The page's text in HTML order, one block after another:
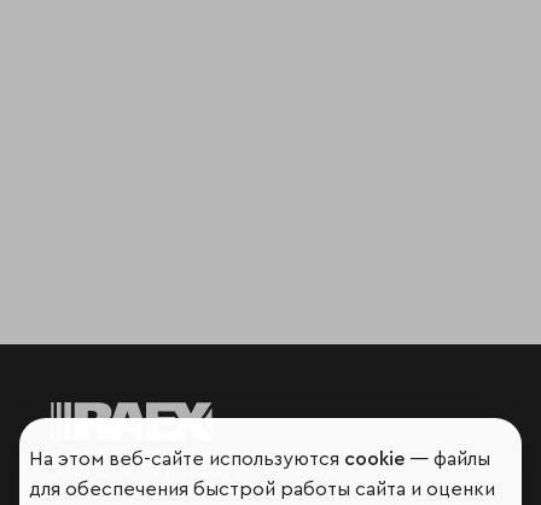
Мир сквозь призму рейтингов
На этом веб-сайте используются cookie — файлы
для обеспечения быстрой работы сайта и оценки